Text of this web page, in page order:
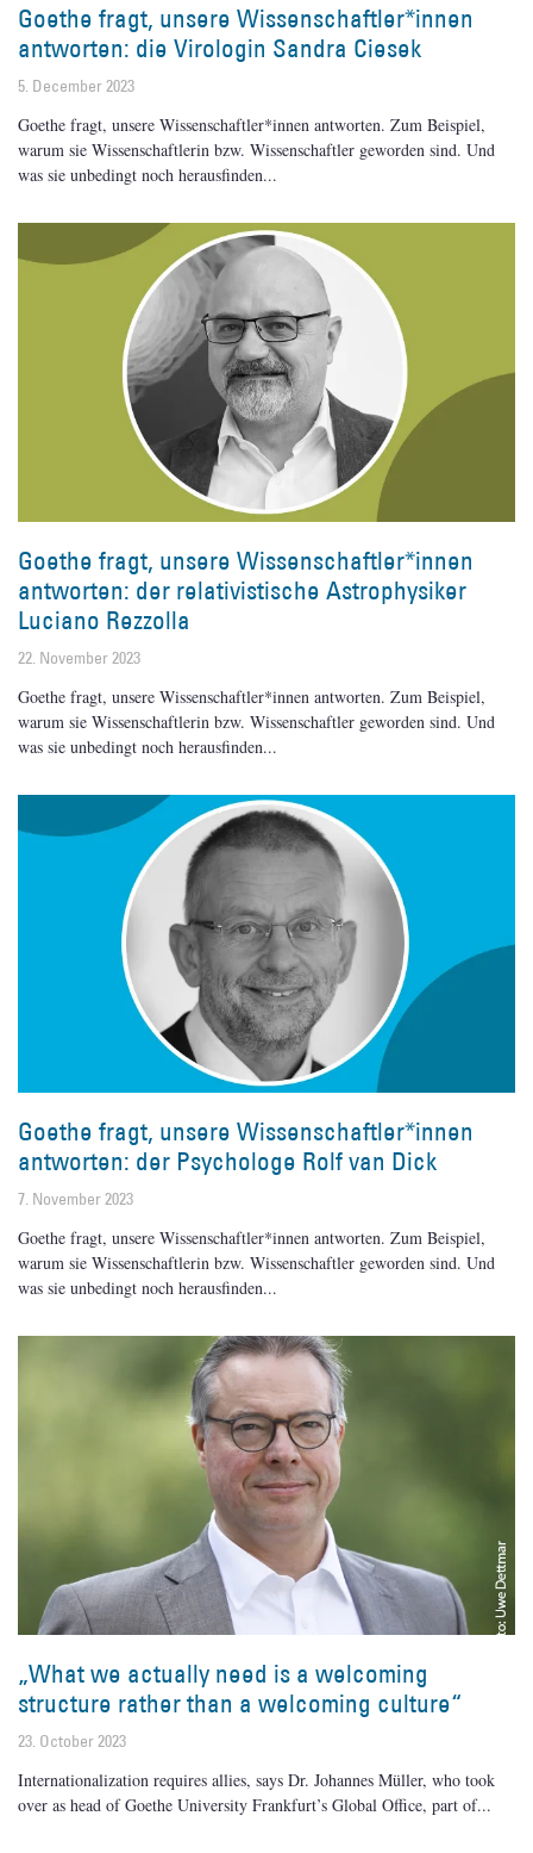
Goethe fragt, unsere Wissenschaftler*innen
antworten: die Virologin Sandra Ciesek
5. December 2023
Goethe fragt, unsere Wissenschaftler*innen antworten. Zum Beispiel,
warum sie Wissenschaftlerin bzw. Wissenschaftler geworden sind. Und
was sie unbedingt noch herausfinden
Goethe fragt, unsere Wissenschaftler*innen
antworten: der relativistische Astrophysiker
Luciano Rezzolla
22. November 2023
Goethe fragt, unsere Wissenschaftler*innen antworten. Zum Beispiel,
warum sie Wissenschaftlerin bzw. Wissenschaftler geworden sind. Und
was sie unbedingt noch herausfinden
Goethe fragt, unsere Wissenschaftler*innen
antworten: der Psychologe Rolf van Dick
7. November 2023
Goethe fragt, unsere Wissenschaftler*innen antworten. Zum Beispiel,
warum sie Wissenschaftlerin bzw. Wissenschaftler geworden sind. Und
was sie unbedingt noch herausfinden
„What we actually need is a welcoming
structure rather than a welcoming culture“
23. October 2023
Internationalization requires allies, says Dr. Johannes Müller, who took
over as head of Goethe University Frankfurt’s Global Office, part of